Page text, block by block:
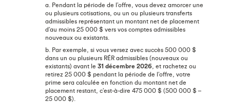
a. Pendant la période de l’offre, vous devez amorcer une
ou plusieurs cotisations, ou un ou plusieurs transferts
admissibles représentant un montant net de placement
d’au moins 25 000 $ vers vos comptes admissibles
nouveaux ou existants.
b. Par exemple, si vous versez avec succès 500 000 $
dans un ou plusieurs RÉR admissibles (nouveaux ou
existants) avant le 31 décembre 2026 , et rachetez ou
retirez 25 000 $ pendant la période de l’offre, votre
prime sera calculée en fonction du montant net de
placement restant, c’est-à-dire 475 000 $ (500 000 $ –
25 000 $).